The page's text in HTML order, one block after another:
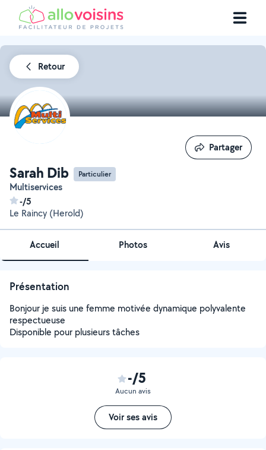
Retour
Sarah Dib Particulier
Multiservices
-/5
Le Raincy (Herold)
Partager
Partager
Accueil Photos Avis
Présentation
Bonjour je suis une femme motivée dynamique polyvalente
respectueuse
Disponible pour plusieurs tâches
-/5
Aucun avis
Voir ses avis